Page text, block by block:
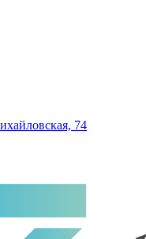
74